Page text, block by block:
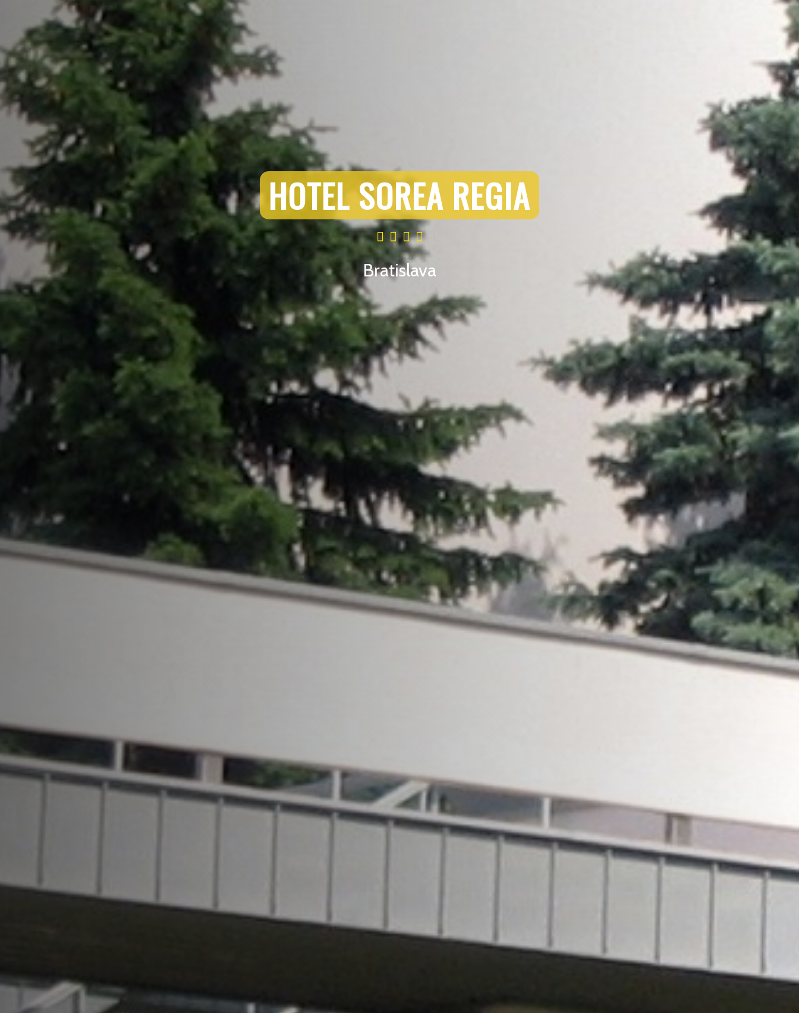
HOTEL SOREA REGIA
Bratislava